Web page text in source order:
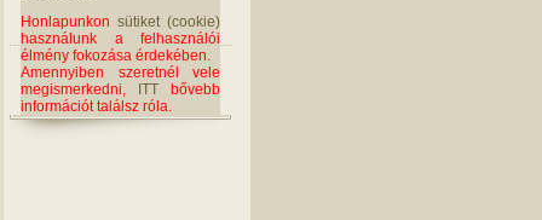
Honlapunkon sütiket (cookie)
használunk a felhasználói
élmény fokozása érdekében.
Amennyiben szeretnél vele
megismerkedni,
ITT bővebb
információt találsz róla.